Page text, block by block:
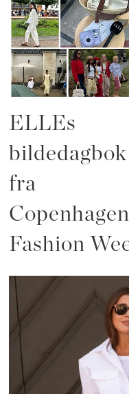
ELLEs
bildedagbok
fra
Copenhagen
Fashion